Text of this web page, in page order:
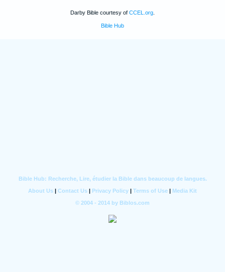
Darby Bible courtesy of CCEL.org
Bible Hub